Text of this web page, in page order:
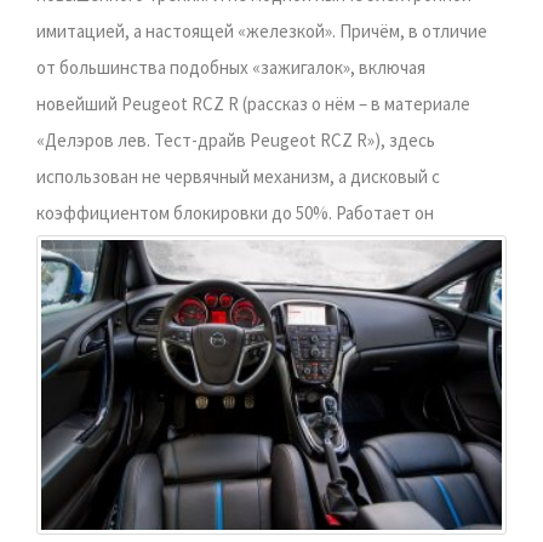
имитацией, а настоящей «железкой». Причём, в отличие
от большинства подобных «зажигалок», включая
новейший Peugeot RCZ R (рассказ о нём – в материале
«Делэров лев. Тест-драйв Peugeot RCZ R»), здесь
использован не червячный механизм, а дисковый с
коэффициентом блокировки до 50%. Работает он